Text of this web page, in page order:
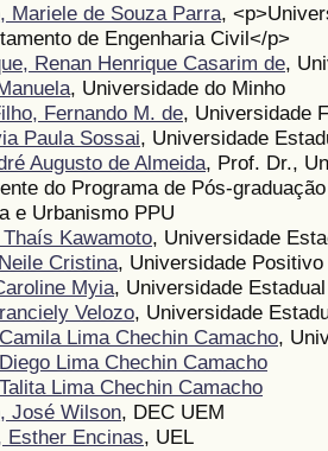
Mariele de Souza Parra,
de Engenharia Civil</p>
Renan Henrique Casarim de,
, Universidade do Minho
Fernando M. de, Universidade
Paula Sossai, Universidade
Augusto de Almeida, Prof. Dr.,
do Programa de Pós-
e Urbanismo PPU
Kawamoto, Universidade
Cristina, Universidade Positivo
Myia, Universidade
Velozo, Universidade
Lima Chechin Camacho,
Lima Chechin Camacho
Lima Chechin Camacho
José Wilson, DEC UEM
Esther Encinas, UEL